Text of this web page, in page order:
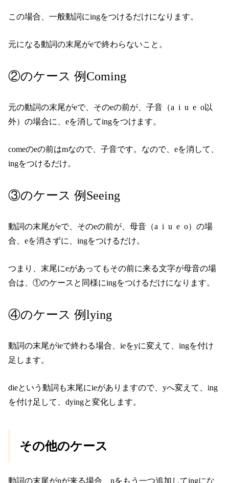
この場合、一般動詞にingをつけるだけになります。
元になる動詞の末尾がeで終わらないこと。
②のケース 例Coming
元の動詞の末尾がeで、そのeの前が、子音（a i u e o以
外）の場合に、eを消してingをつけます。
comeのeの前はmなので、子音です。なので、eを消して、
ingをつけるだけ。
③のケース 例Seeing
動詞の末尾がeで、そのeの前が、母音（a i u e o）の場
合、eを消さずに、ingをつけるだけ。
つまり、末尾にeがあってもその前に来る文字が母音の場
合は、①のケースと同様にingをつけるだけになります。
④のケース 例lying
動詞の末尾がieで終わる場合、ieをyに変えて、ingを付け
足します。
dieという動詞も末尾にieがありますので、yへ変えて、ing
を付け足して、dyingと変化します。
その他のケース
動詞の末尾がnが来る場合、nをもう一つ追加してingにな